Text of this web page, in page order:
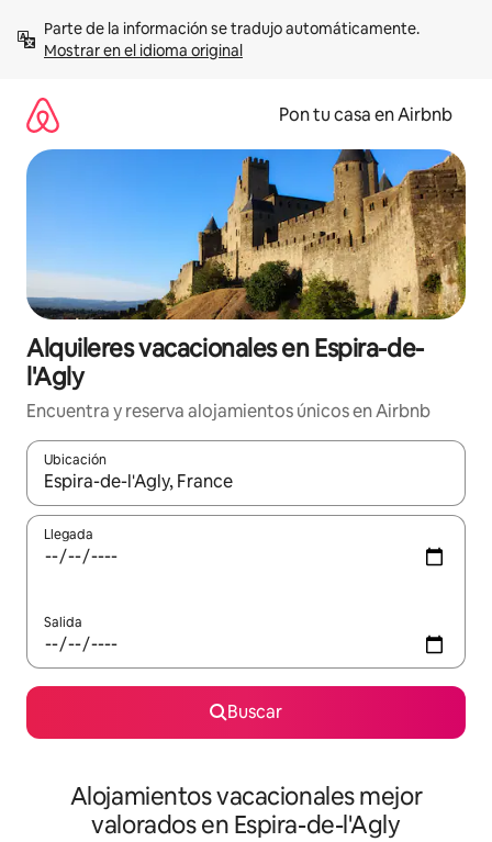
contenidoMostrar en el idioma original
Pon tu casa en Airbnb
Alquileres vacacionales en Espira-de-
l'Agly
Encuentra y reserva alojamientos únicos en Airbnb
Ubicación
Cuando los resultados estén disponibles, navega con las
Llegada
Salida
Buscar
Alojamientos vacacionales mejor
valorados en Espira-de-l'Agly